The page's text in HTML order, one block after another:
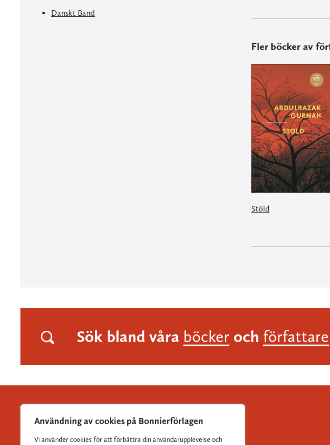
Användning av cookies på Bonnierförlagen
Vi använder cookies för att förbättra din användarupplevelse och
Danskt Band
Fler böcker av
Stöld
Sök bland våra böcker och författare